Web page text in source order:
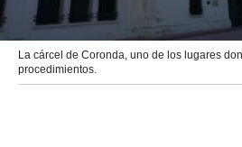
La cárcel de Coronda, uno de los lugares
procedimientos.